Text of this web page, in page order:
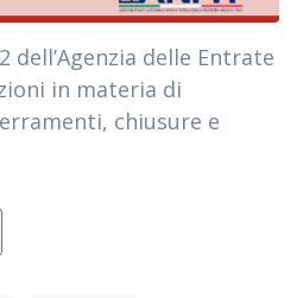
dell’Agenzia delle Entrate
in materia di
chiusure e